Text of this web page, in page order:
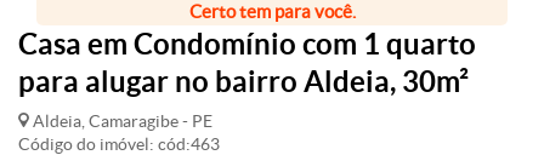
Certo tem para você.
Casa em Condomínio com 1 quarto
para alugar no bairro Aldeia, 30m²
Aldeia, Camaragibe - PE
Código do imóvel: cód:463